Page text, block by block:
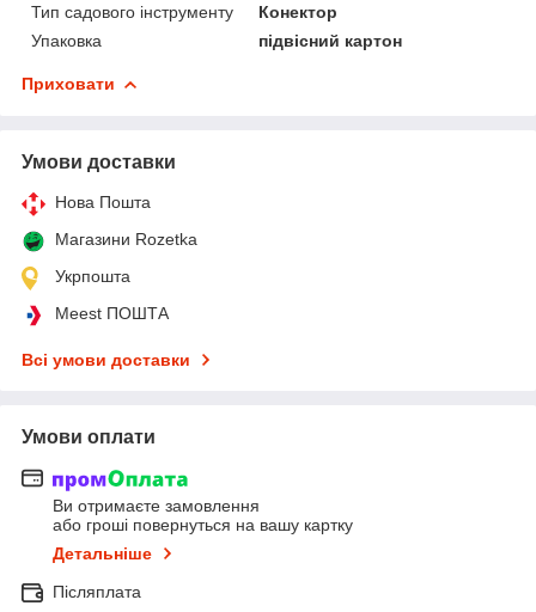
Тип садового інструменту
Конектор
Упаковка
підвісний картон
Приховати
Умови доставки
Нова Пошта
Магазини Rozetka
Укрпошта
Meest ПОШТА
Всі умови доставки
Умови оплати
Ви отримаєте замовлення
або гроші повернуться на вашу картку
Детальніше
Післяплата